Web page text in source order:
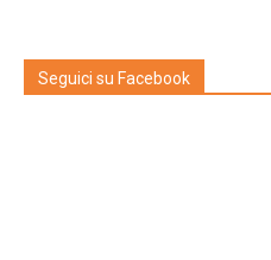
Seguici su Facebook